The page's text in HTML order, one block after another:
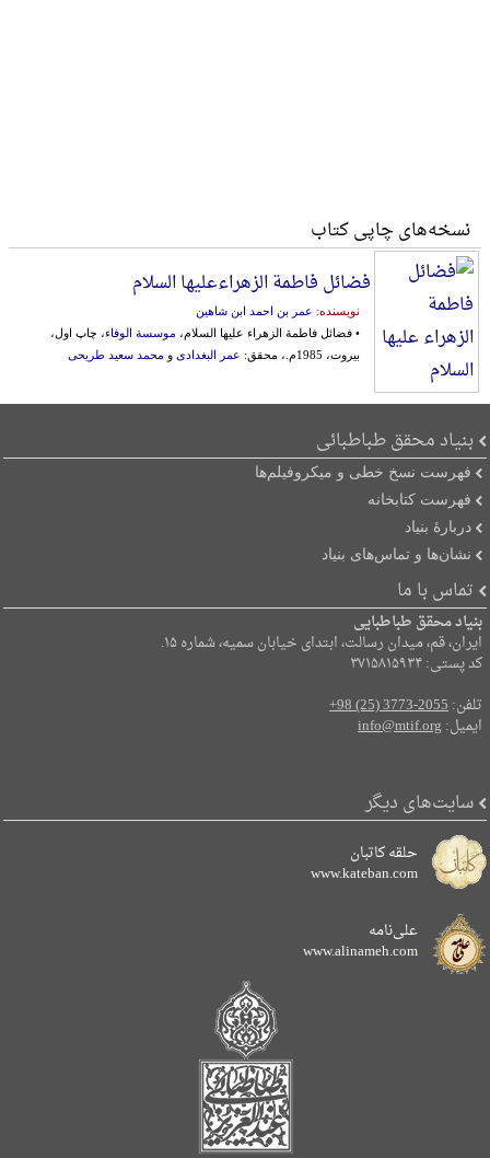
نسخه‌های چاپی کتاب
فضائل فاطمة الزهراءعلیها السلام
نویسنده: عمر بن احمد ابن شاهین
• فضائل فاطمة الزهراء علیها السلام، موسسة الوفاء، چاپ اول،
بیروت، 1985م.، محقق:
عمر البغدادی و محمد سعید طریحی
بنیاد محقق طباطبائی
فهرست نسخ خطی و میکروفیلم‌ها
فهرست کتابخانه
دربارۀ بنیاد
نشان‌ها و تماس‌های بنیاد
تماس با ما
بنیاد محقق طباطبایی
ایران، قم، میدان رسالت، ابتدای خیابان سمیه، شماره ۱۵.
کد پستی: ۳۷۱۵۸۱۵۹۳۴
تلفن:+98 (25) 3773-2055
ایمیل:info@mtif.org
سایت‌های دیگر
حلقه کاتبان
www.kateban.com
علی‌نامه
www.alinameh.com